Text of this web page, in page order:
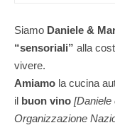
Siamo Daniele &
“sensoriali” alla
vivere.
Amiamo la cucina
il buon vino [Daniele
Organizzazione